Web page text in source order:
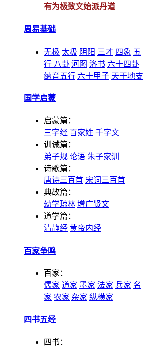
有为极致文始派丹道
周易基础
无极 太极 阴阳 三才 四象 五
行 八卦 河图 洛书 六十四卦
纳音五行 六十甲子 天干地支
国学启蒙
启蒙篇：
三字经 百家姓 千字文
训诫篇：
弟子规 论语 朱子家训
诗歌篇：
唐诗三百首 宋词三百首
典故篇：
幼学琼林 增广贤文
道学篇：
清静经 黄帝内经
百家争鸣
百家：
儒家 道家 墨家 法家 兵家 名
家 农家 杂家 纵横家
四书五经
四书：